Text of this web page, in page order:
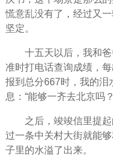
慌意乱没有了，经过又
坚定。
十五天以后，我和
准时打电话查询成绩，
报到总分667时，我的泪
息：“能够一齐去北京吗
之后，竣竣信里提
过一条中关村大街就能
子里的水溢了出来。